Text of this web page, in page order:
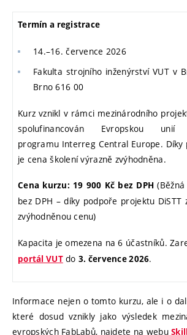
Termín a registrace
14.–16. července 2026
Fakulta strojního inženýrství VUT v
Brno 616 00
Kurz vznikl v rámci mezinárodního
spolufinancován Evropskou unií
programu Interreg Central Europe.
je cena školení výrazně zvýhodněna.
Cena kurzu: 19 900 Kč bez DPH
bez DPH – díky podpoře projektu DiSTT
zvýhodněnou cenu)
Kapacita je omezena na 6 účastníků.
portál VUTdo 3. července 2026.
Informace nejen o tomto kurzu, ale i o
které dosud vznikly jako výsledek
evropských FabLabů, najdete na webu